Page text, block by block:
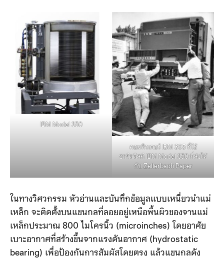
แน่นในการบันทึกข้อมูลที่ 2,000 บิต ต่อตารางนิ้ว
กับ Zellerbach Paper
ในทางวิศวกรรม หัวอ่านและบันทึกข้อมูลแบบเหนี่ยวนำแม่
เหล็ก จะติดตั้งบนแขนกลที่ลอยอยู่เหนือพื้นผิวของจานแม่
เหล็กประมาณ 800 ไมโครนิ้ว (microinches) โดยอาศัย